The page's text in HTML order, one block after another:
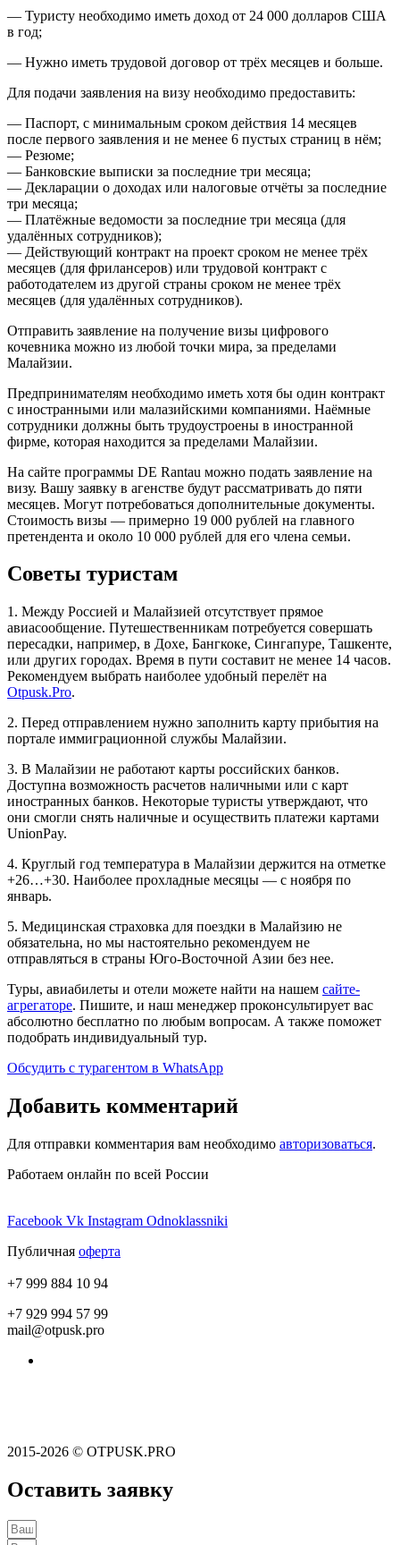
— Туристу необходимо иметь доход от 24 000 долларов США
в год;
— Нужно иметь трудовой договор от трёх месяцев и больше.
Для подачи заявления на визу необходимо предоставить:
— Паспорт, с минимальным сроком действия 14 месяцев
после первого заявления и не менее 6 пустых страниц в нём;
— Резюме;
— Банковские выписки за последние три месяца;
— Декларации о доходах или налоговые отчёты за последние
три месяца;
— Платёжные ведомости за последние три месяца (для
удалённых сотрудников);
— Действующий контракт на проект сроком не менее трёх
месяцев (для фрилансеров) или трудовой контракт с
работодателем из другой страны сроком не менее трёх
месяцев (для удалённых сотрудников).
Отправить заявление на получение визы цифрового
кочевника можно из любой точки мира, за пределами
Малайзии.
Предпринимателям необходимо иметь хотя бы один контракт
с иностранными или малазийскими компаниями. Наёмные
сотрудники должны быть трудоустроены в иностранной
фирме, которая находится за пределами Малайзии.
На сайте программы DE Rantau можно подать заявление на
визу. Вашу заявку в агенстве будут рассматривать до пяти
месяцев. Могут потребоваться дополнительные документы.
Стоимость визы — примерно 19 000 рублей на главного
претендента и около 10 000 рублей для его члена семьи.
Советы туристам
1. Между Россией и Малайзией отсутствует прямое
авиасообщение. Путешественникам потребуется совершать
пересадки, например, в Дохе, Бангкоке, Сингапуре, Ташкенте,
или других городах. Время в пути составит не менее 14 часов.
Рекомендуем выбрать наиболее удобный перелёт на
Otpusk.Pro.
2. Перед отправлением нужно заполнить карту прибытия на
портале иммиграционной службы Малайзии.
3. В Малайзии не работают карты российских банков.
Доступна возможность расчетов наличными или с карт
иностранных банков. Некоторые туристы утверждают, что
они смогли снять наличные и осуществить платежи картами
UnionPay.
4. Круглый год температура в Малайзии держится на отметке
+26…+30. Наиболее прохладные месяцы — с ноября по
январь.
5. Медицинская страховка для поездки в Малайзию не
обязательна, но мы настоятельно рекомендуем не
отправляться в страны Юго-Восточной Азии без нее.
Туры, авиабилеты и отели можете найти на нашем сайте-
агрегаторе. Пишите, и наш менеджер проконсультирует вас
абсолютно бесплатно по любым вопросам. А также поможет
подобрать индивидуальный тур.
Обсудить с турагентом в WhatsApp
Добавить комментарий
Для отправки комментария вам необходимо авторизоваться.
Работаем онлайн по всей России
Facebook Vk Instagram Odnoklassniki
Публичная оферта
+7 999 884 10 94
+7 929 994 57 99
mail@otpusk.pro
2015-2026 © OTPUSK.PRO
Оставить заявку